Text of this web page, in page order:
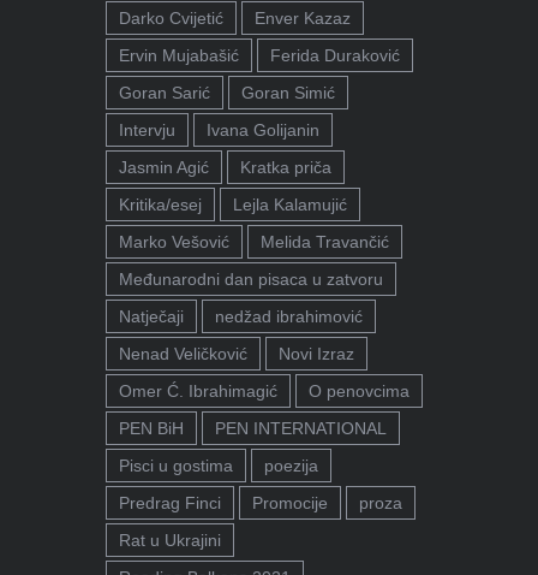
Darko Cvijetić
Enver Kazaz
Ervin Mujabašić
Ferida Duraković
Goran Sarić
Goran Simić
Intervju
Ivana Golijanin
Jasmin Agić
Kratka priča
Kritika/esej
Lejla Kalamujić
Marko Vešović
Melida Travančić
Međunarodni dan pisaca u zatvoru
Natječaji
nedžad ibrahimović
Nenad Veličković
Novi Izraz
Omer Ć. Ibrahimagić
O penovcima
PEN BiH
PEN INTERNATIONAL
Pisci u gostima
poezija
Predrag Finci
Promocije
proza
Rat u Ukrajini